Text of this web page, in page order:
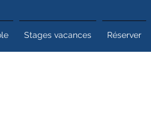
Stages vacances Réserver